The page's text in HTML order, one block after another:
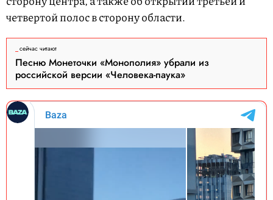
четвертой полос в сторону области.
сейчас читают
Песню Монеточки «Монополия» убрали из
российской версии «Человека-паука»